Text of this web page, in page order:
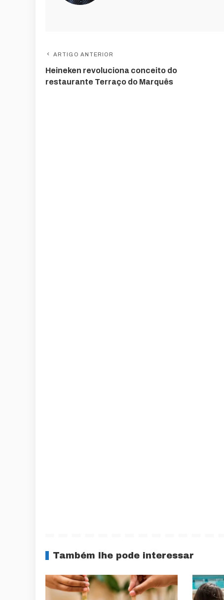
ARTIGO ANTERIOR
Heineken revoluciona conceito do
restaurante Terraço do Marquês
Também lhe pode interessar